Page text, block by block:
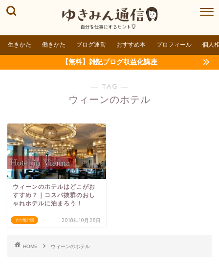
生きかた 働きかた ブログ運営 おすすめ本 プロフィール 個人
【無料】雑記ブログ収益化講座
― TAG ―
ウィーンのホテル
その他外国
ウィーンのホテルはどこがお
すすめ？｜コスパ抜群のおし
ゃれホテルに泊まろう！
2018年10月28日
HOME ウィーンのホテル